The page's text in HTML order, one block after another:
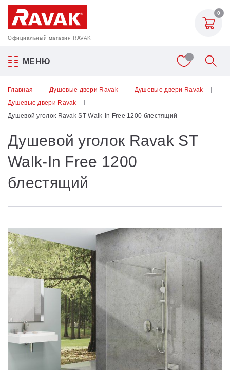
Официальный магазин RAVAK
0
МЕНЮ
Акриловые ванны Ravak
Шторки для ванн
Мебель для ванной
Аксессуары
Унитазы и биде
Душевые уголки
Поддоны для душа
Сиденья OVO для душевых уголков
Полотенцесушители
Гидромассаж для ванны
Главная Душевые двери Ravak
Душевые двери Ravak
Душевые двери Ravak
Душевой уголок Ravak ST Walk-In Free 1200 блестящий
Душевой уголок Ravak ST
Walk-In Free 1200
блестящий